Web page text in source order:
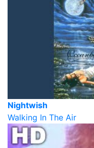
Nightwish
Walking In The Air